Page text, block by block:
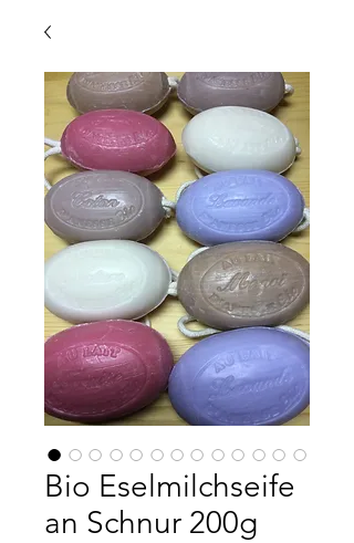
Bio Eselmilchseife
an Schnur 200g